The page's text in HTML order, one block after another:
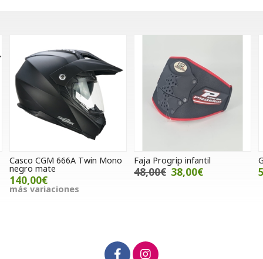
Faja Progrip infantil
48,00€ 38,00€
Gafas 100% Accuri
51,00€